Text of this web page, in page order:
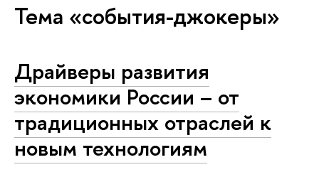
Тема «события-джокеры»
Драйверы развития
экономики России – от
традиционных отраслей к
новым технологиям